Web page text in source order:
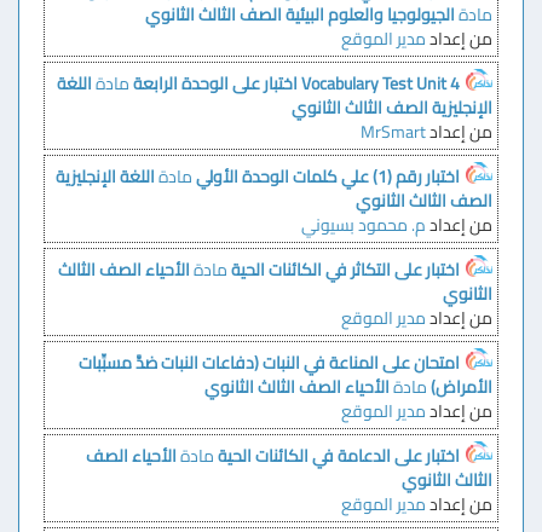
مادةالجيولوجيا والعلوم البيئيةالصف الثالث الثانوي
من إعدادمدير الموقع
Vocabulary Test Unit 4 اختبار على الوحدة الرابعة
مادةاللغة
الإنجليزيةالصف الثالث الثانوي
من إعدادMrSmart
اختبار رقم (1) علي كلمات الوحدة الأولي
مادةاللغة الإنجليزية
الصف الثالث الثانوي
من إعدادم. محمود بسيوني
اختبار على التكاثر في الكائنات الحيةمادةالأحياءالصف الثالث
الثانوي
من إعدادمدير الموقع
امتحان على المناعة في النبات (دفاعات النبات ضدَّ مسبِّبات
الأمراض)مادةالأحياءالصف الثالث الثانوي
من إعدادمدير الموقع
اختبار على الدعامة في الكائنات الحيةمادةالأحياءالصف
الثالث الثانوي
من إعدادمدير الموقع